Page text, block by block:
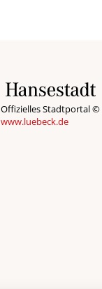
Offizielles Stadtportal ©
www.luebeck.de